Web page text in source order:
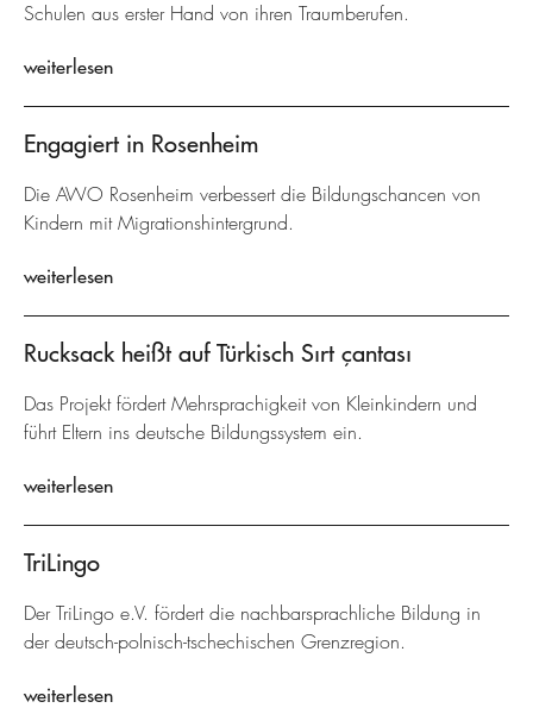
Schulen aus erster Hand von ihren Traumberufen.
weiterlesen
Engagiert in Rosenheim
Die AWO Rosenheim verbessert die Bildungschancen von
Kindern mit Migrationshintergrund.
weiterlesen
Rucksack heißt auf Türkisch Sırt çantası
Das Projekt fördert Mehrsprachigkeit von Kleinkindern und
führt Eltern ins deutsche Bildungssystem ein.
weiterlesen
TriLingo
Der TriLingo e.V. fördert die nachbarsprachliche Bildung in
der deutsch-polnisch-tschechischen Grenzregion.
weiterlesen